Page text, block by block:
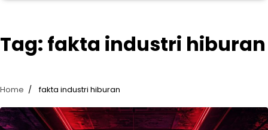
Tag: fakta industri hiburan
Home fakta industri hiburan